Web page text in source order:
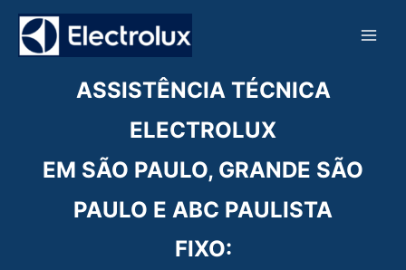
para
ASSISTÊNCIA TÉCNICA
ELECTROLUX
EM SÃO PAULO, GRANDE SÃO
PAULO E ABC PAULISTA
FIXO: